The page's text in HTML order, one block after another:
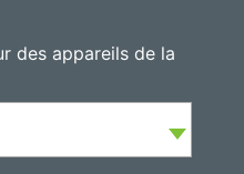
des appareils de la